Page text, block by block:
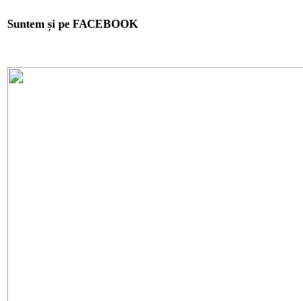
Suntem și pe FACEBOOK